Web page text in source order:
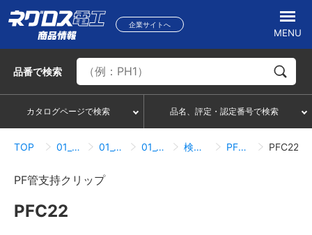
企業サイトへ
MENU
品番で検索
カタログページで検索 品名、評定・認定番号で検索
TOP 01_形鋼用配線・配管部材 01_01_パイラック 01_01_03_管支持 検索結果一覧 PF管支持クリップ PFC22
PF管支持クリップ
PFC22